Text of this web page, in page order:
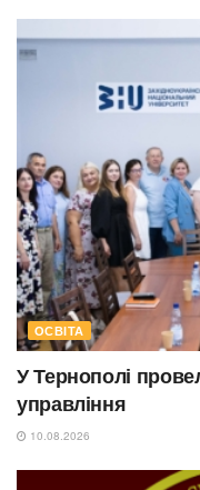
ОСВІТА
У Тернополі
управління
10.08.2026